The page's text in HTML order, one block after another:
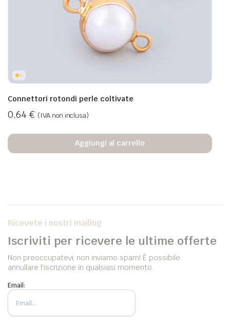
Connettori rotondi perle coltivate
0,64 € (IVA non inclusa)
Aggiungi al carrello
Ricevete i nostri mailing
Iscriviti per ricevere le ultime offerte
Non preoccupatevi, non inviamo spam! È possibile
annullare l'iscrizione in qualsiasi momento.
Email: